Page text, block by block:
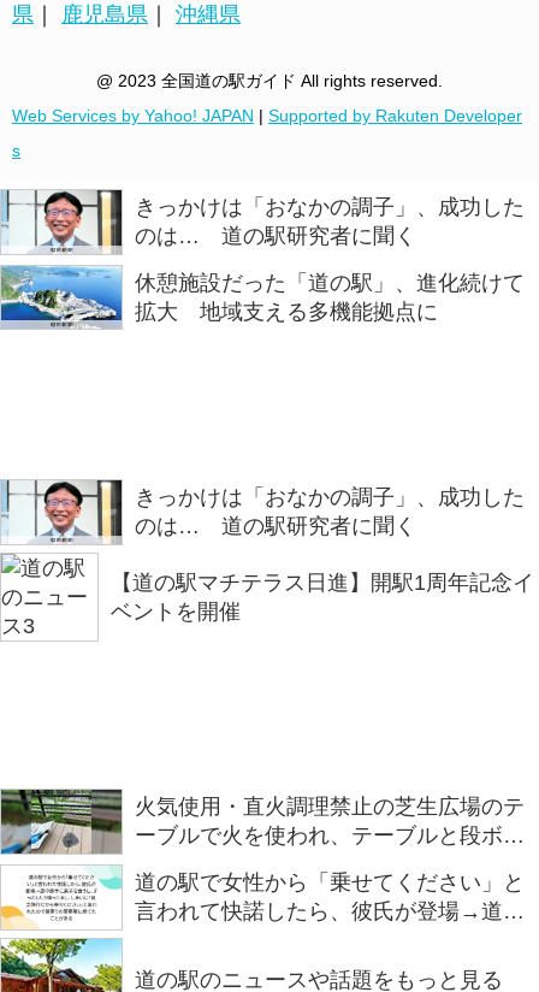
県 ｜ 鹿児島県 ｜ 沖縄県
@ 2023 全国道の駅ガイド All rights reserved.
Web Services by Yahoo! JAPAN | Supported by Rakuten Developer
s
きっかけは「おなかの調子」、成功した
のは… 道の駅研究者に聞く
休憩施設だった「道の駅」、進化続けて
拡大 地域支える多機能拠点に
きっかけは「おなかの調子」、成功した
のは… 道の駅研究者に聞く
【道の駅マチテラス日進】開駅1周年記念イ
ベントを開催
火気使用・直火調理禁止の芝生広場のテ
ーブルで火を使われ、テーブルと段ボー
ていた可能性もあり、非常に危険「なん
でこういう事するかな」
道の駅で女性から「乗せてください」と
言われて快諾したら、彼氏が登場→道中
るし、しまいに「貧乏旅行だから寄付く
道の駅のニュースや話題をもっと見る